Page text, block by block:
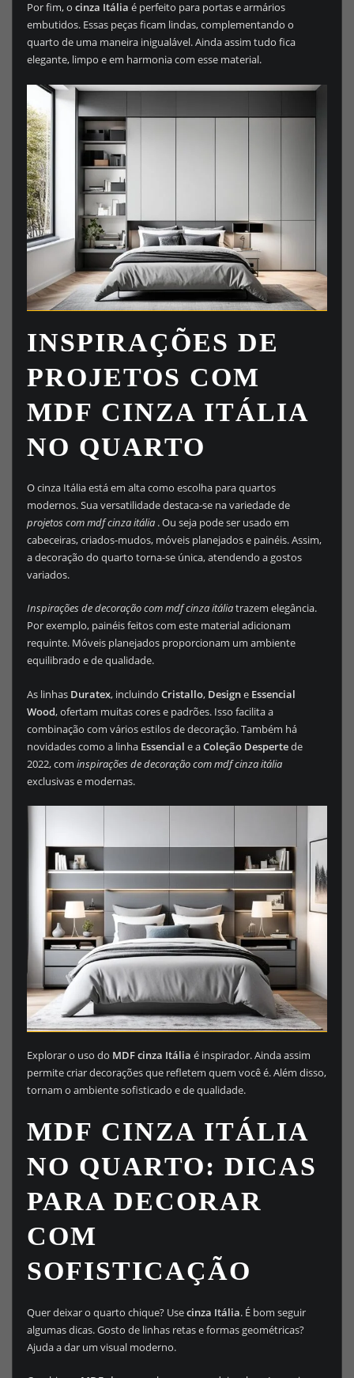
Por fim, o cinza Itália é perfeito para portas e armários
embutidos. Essas peças ficam lindas, complementando o
quarto de uma maneira inigualável. Ainda assim tudo fica
elegante, limpo e em harmonia com esse material.
INSPIRAÇÕES DE
PROJETOS COM
MDF CINZA ITÁLIA
NO QUARTO
O cinza Itália está em alta como escolha para quartos
modernos. Sua versatilidade destaca-se na variedade de
projetos com mdf cinza itália . Ou seja pode ser usado em
cabeceiras, criados-mudos, móveis planejados e painéis. Assim,
a decoração do quarto torna-se única, atendendo a gostos
variados.
Inspirações de decoração com mdf cinza itáliatrazem elegância.
Por exemplo, painéis feitos com este material adicionam
requinte. Móveis planejados proporcionam um ambiente
equilibrado e de qualidade.
As linhas Duratex, incluindo Cristallo, Designe Essencial
Wood, ofertam muitas cores e padrões. Isso facilita a
combinação com vários estilos de decoração. Também há
novidades como a linha Essencial e aColeção Despertede
2022, com inspirações de decoração com mdf cinza itália
exclusivas e modernas.
Explorar o uso do MDF cinza Itália é inspirador. Ainda assim
permite criar decorações que refletem quem você é. Além disso,
tornam o ambiente sofisticado e de qualidade.
MDF CINZA ITÁLIA
NO QUARTO: DICAS
PARA DECORAR
COM
SOFISTICAÇÃO
Quer deixar o quarto chique? Usecinza Itália. É bom seguir
algumas dicas. Gosto de linhas retas e formas geométricas?
Ajuda a dar um visual moderno.